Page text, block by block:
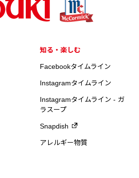
知る・楽しむ
Facebookタイムライン
Instagramタイムライン
Instagramタイムライン - ガ
ラスープ
Snapdish
アレルギー物質